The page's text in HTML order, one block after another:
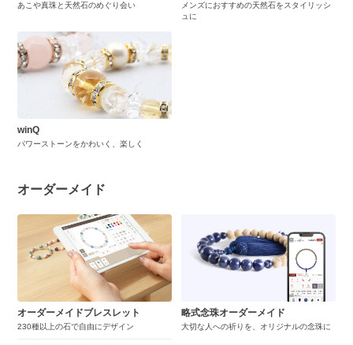
あこや真珠と天然石のめぐり会い
メンズにおすすめの天然石をスタイリッシ
ュに
winQ
パワーストーンをかわいく、楽しく
オーダーメイド
オーダーメイドブレスレット
230種以上の石で自由にデザイン
略式念珠オーダーメイド
大切な人への祈りを、オリジナルの念珠に